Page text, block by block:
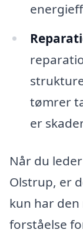
tømrer
er
Når du
Olstrup, er
kun har
forståelse